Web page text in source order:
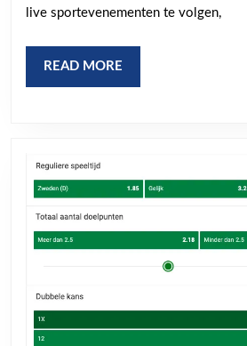
live sportevenementen te volgen,
READ MORE
MORE